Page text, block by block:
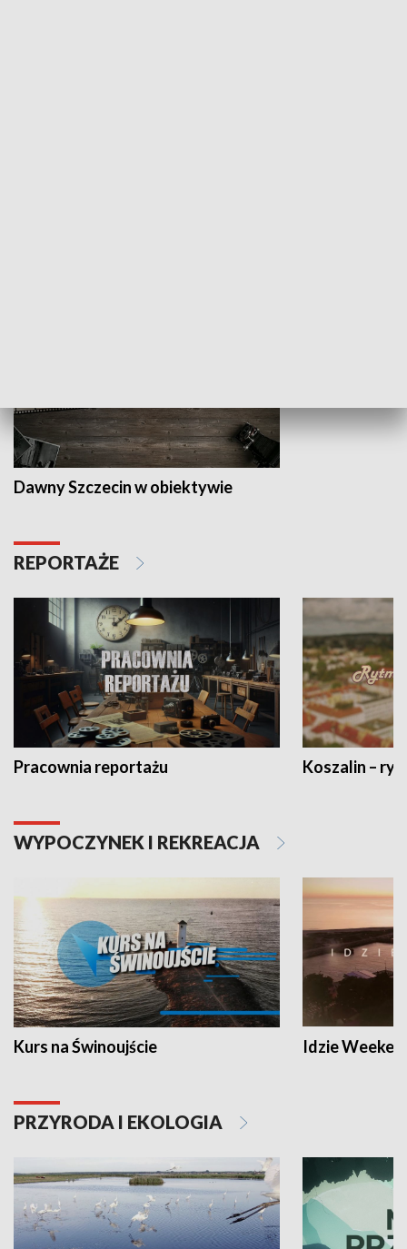
Dawny Szczecin w obiektywie
REPORTAŻE
Pracownia reportażu Koszalin –
WYPOCZYNEK I REKREACJA
Kurs na Świnoujście Idzie
PRZYRODA I EKOLOGIA